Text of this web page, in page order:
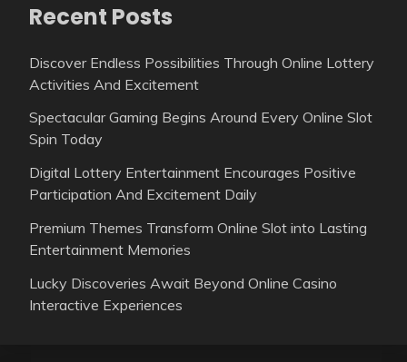
Recent Posts
Discover Endless Possibilities Through Online Lottery
Activities And Excitement
Spectacular Gaming Begins Around Every Online Slot
Spin Today
Digital Lottery Entertainment Encourages Positive
Participation And Excitement Daily
Premium Themes Transform Online Slot into Lasting
Entertainment Memories
Lucky Discoveries Await Beyond Online Casino
Interactive Experiences